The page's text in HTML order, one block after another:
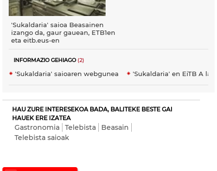
'Sukaldaria' saioa Beasainen
izango da, gaur gauean, ETB1en
eta eitb.eus-en
INFORMAZIO GEHIAGO(2)
'Sukaldaria' saioaren webgunea 'Sukaldaria' en EiTB A la
HAU ZURE INTERESEKOA BADA, BALITEKE BESTE GAI
HAUEK ERE IZATEA
Gastronomia Telebista
Beasain
Telebista saioak